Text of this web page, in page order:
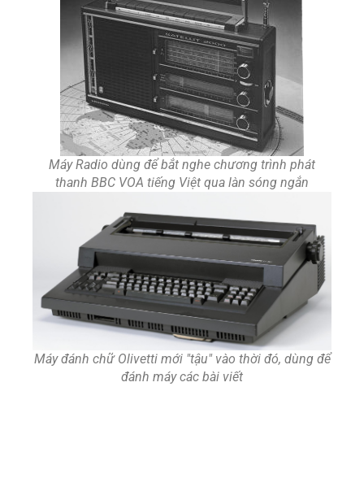
Máy Radio dùng để bắt nghe chương trình phát
thanh BBC VOA tiếng Việt qua làn sóng ngắn
Máy đánh chữ Olivetti mới "tậu" vào thời đó, dùng để
đánh máy các bài viết